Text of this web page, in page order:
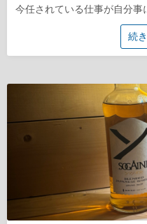
今任されている仕事が自分
続